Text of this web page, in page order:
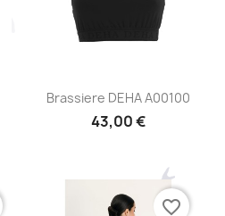
Aperçu rapide
Brassiere DEHA A00100
43,00 €
favorite_border